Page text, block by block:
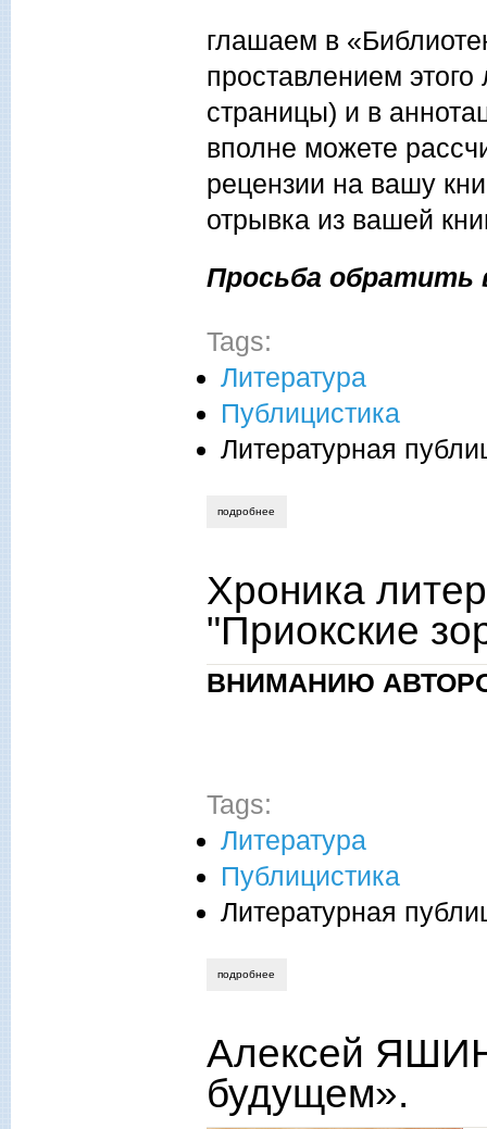
глашаем в
проставлением этого
страницы) и в
вполне можете
рецензии на вашу
отрывка из вашей
Просьба обратить
Tags:
Литература
Публицистика
Литературная
подробнее
Хроника
"Приокские
ВНИМАНИЮ
Tags:
Литература
Публицистика
Литературная
подробнее
Алексей
будущем».